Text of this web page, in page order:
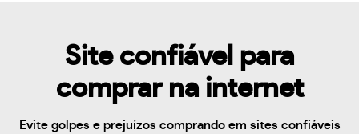
Site confiável para
comprar na internet
Evite golpes e prejuízos comprando em sites confiáveis